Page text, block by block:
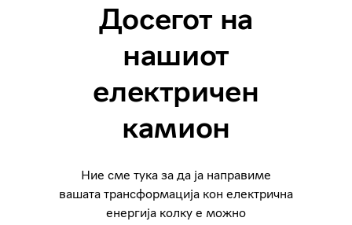
Досегот на
нашиот
електричен
камион
Ние сме тука за да ја направиме
вашата трансформација кон електрична
енергија колку е можно